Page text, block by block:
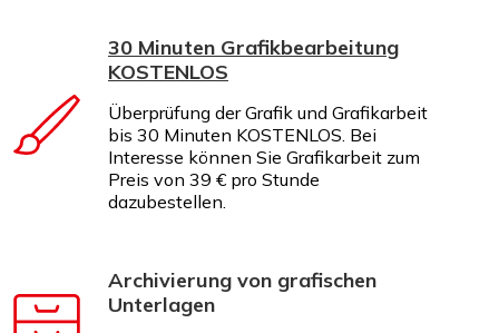
30 Minuten Grafikbearbeitung
KOSTENLOS
Überprüfung der Grafik und Grafikarbeit
bis 30 Minuten KOSTENLOS. Bei
Interesse können Sie Grafikarbeit zum
Preis von 39 € pro Stunde
dazubestellen.
Archivierung von grafischen
Unterlagen